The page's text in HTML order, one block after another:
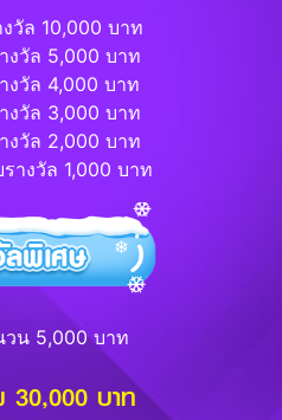
วัล 10,000 บาท
งวัล 5,000 บาท
งวัล 4,000 บาท
งวัล 3,000 บาท
งวัล 2,000 บาท
างวัล 1,000 บาท
วน 5,000 บาท
30,000 บาท